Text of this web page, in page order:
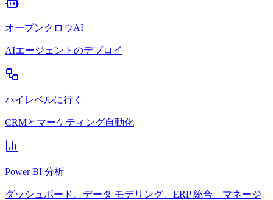
オープンクロウAI
AIエージェントのデプロイ
ハイレベルに行く
CRMとマーケティング自動化
Power BI 分析
ダッシュボード、データ モデリング、ERP 統合、マネージ